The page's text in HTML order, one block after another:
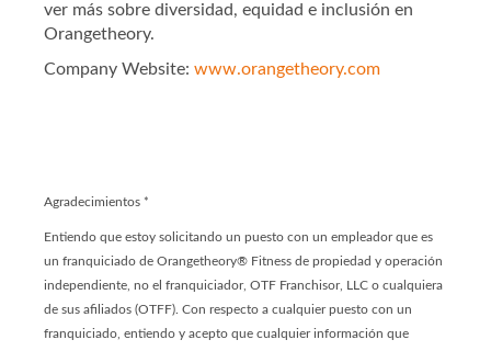
ver más sobre diversidad, equidad e inclusión en
Orangetheory.
Company Website: www.orangetheory.com
Agradecimientos *
Entiendo que estoy solicitando un puesto con un empleador que es
un franquiciado de Orangetheory® Fitness de propiedad y operación
independiente, no el franquiciador, OTF Franchisor, LLC o cualquiera
de sus afiliados (OTFF). Con respecto a cualquier puesto con un
franquiciado, entiendo y acepto que cualquier información que